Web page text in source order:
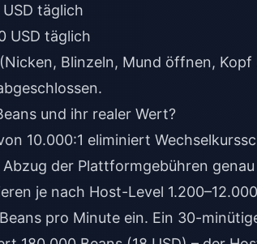
täglich
USD täglich
Blinzeln, Mund öffnen,
und ihr realer Wert?
10.000:1 eliminiert
der Plattformgebühren genau
je nach Host-Level
pro Minute ein. Ein 30-